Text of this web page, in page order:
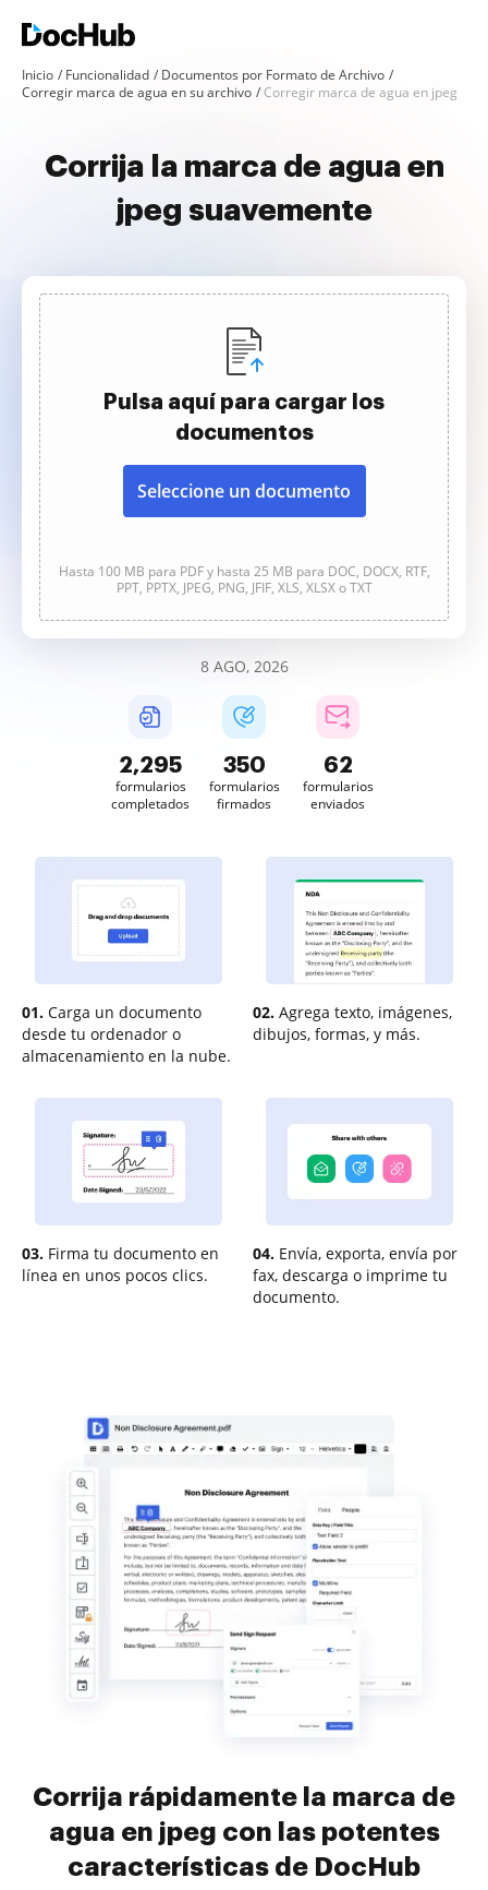
Inicio Funcionalidad
Documentos por Formato de Archivo
Corregir marca de agua en su archivo
Corregir marca de agua en jpeg
Corrija la marca de agua en
jpeg suavemente
Pulsa aquí para cargar los
documentos
Seleccione un documento
Hasta 100 MB para PDF y hasta 25 MB para DOC, DOCX, RTF,
PPT, PPTX, JPEG, PNG, JFIF, XLS, XLSX o TXT
8 AGO, 2026
2,295
formularios
completados
350
formularios
firmados
62
formularios
enviados
01. Carga un documento
desde tu ordenador o
almacenamiento en la nube.
02. Agrega texto, imágenes,
dibujos, formas, y más.
03. Firma tu documento en
línea en unos pocos clics.
04. Envía, exporta, envía por
fax, descarga o imprime tu
documento.
Corrija rápidamente la marca de
agua en jpeg con las potentes
características de DocHub